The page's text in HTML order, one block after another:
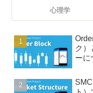
心理学
ク）
ーに